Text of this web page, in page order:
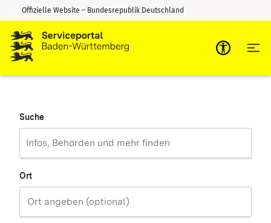
Zum Inhalt springen
Zur Suche springen
Offizielle Website – Bundesrepublik Deutschland
Suche
Ort